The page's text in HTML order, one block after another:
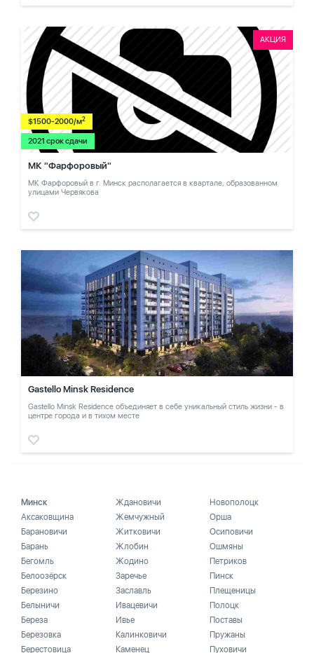
АКЦИЯ
$1500-2000/м2
2021 срок сдачи
МК "Фарфоровый"
МК Фарфоровый в г. Минск располагается в квартале, образованном
улицами Червякова
Gastello Minsk Residence
Gastello Minsk Residence объединяет в себе уникальный стиль жизни - в
центре города и в тихом месте
Минск
Аксаковщина
Барановичи
Барань
Бегомль
Белоозёрск
Березино
Белыничи
Береза
Березовка
Берестовица
Ждановичи
Жемчужный
Житковичи
Жлобин
Жодино
Заречье
Заславль
Ивацевичи
Ивье
Калинковичи
Каменец
Новополоцк
Орша
Осиповичи
Ошмяны
Петриков
Пинск
Плещеницы
Полоцк
Поставы
Пружаны
Пуховичи